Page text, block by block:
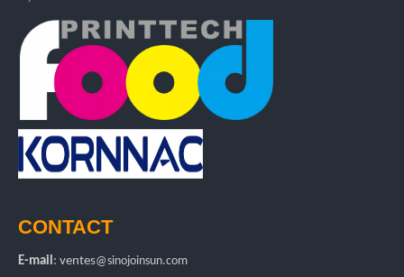
CONTACT
E-mail : ventes@sinojoinsun.com